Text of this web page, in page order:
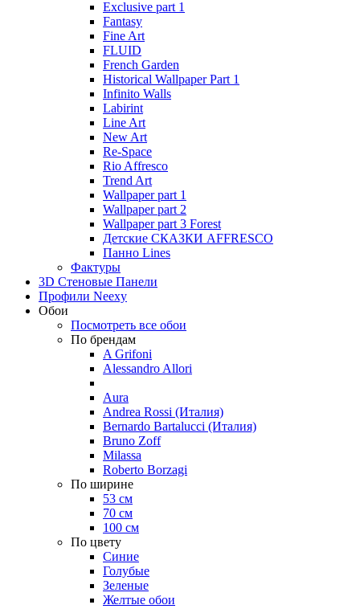
Exclusive part 1
Fantasy
Fine Art
FLUID
French Garden
Historical Wallpaper Part 1
Infinito Walls
Labirint
Line Art
New Art
Re-Space
Rio Affresco
Trend Art
Wallpaper part 1
Wallpaper part 2
Wallpaper part 3 Forest
Детские СКАЗКИ AFFRESCO
Панно Lines
Фактуры
3D Стеновые Панели
Профили Neexy
Обои
Посмотреть все обои
По брендам
A Grifoni
Alessandro Allori
Aura
Andrea Rossi (Италия)
Bernardo Bartalucci (Италия)
Bruno Zoff
Milassa
Roberto Borzagi
По ширине
53 см
70 см
100 см
По цвету
Синие
Голубые
Зеленые
Желтые обои